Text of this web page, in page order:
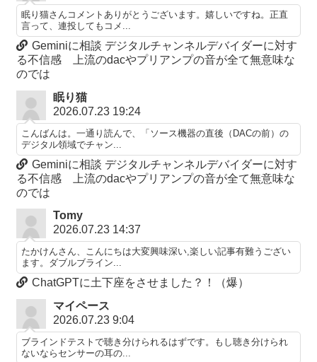
眠り猫さんコメントありがとうございます。嬉しいですね。正直
言って、連投してもコメ...
Geminiに相談 デジタルチャンネルデバイダーに対す
る不信感 上流のdacやプリアンプの音が全て無意味な
のでは
眠り猫
2026.07.23 19:24
こんばんは。一通り読んで、「ソース機器の直後（DACの前）の
デジタル領域でチャン...
Geminiに相談 デジタルチャンネルデバイダーに対す
る不信感 上流のdacやプリアンプの音が全て無意味な
のでは
Tomy
2026.07.23 14:37
たかけんさん、こんにちは大変興味深い,楽しい記事有難うござい
ます。ダブルブライン...
ChatGPTに土下座をさせました？！（爆）
マイペース
2026.07.23 9:04
ブラインドテストで聴き分けられるはずです。もし聴き分けられ
ないならセンサーの耳の...